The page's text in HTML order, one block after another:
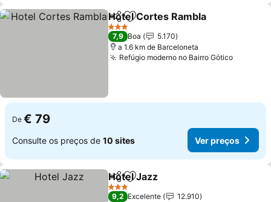
PartilharAdicionar aos favoritos
Hotel Cortes Rambla
3 Estrelas
7,9 Boa
5.170
a 1.6 km de Barceloneta
Refúgio moderno no Bairro GóticoVer
De € 79
Consulte os preços de 10 sites Ver preços
PartilharAdicionar aos favoritos
Hotel Jazz
3 Estrelas
9,2 Excelente
12.910